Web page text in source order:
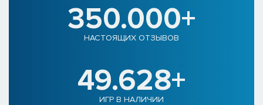
350.000+
НАСТОЯЩИХ ОТЗЫВОВ
49.628+
ИГР В НАЛИЧИИ